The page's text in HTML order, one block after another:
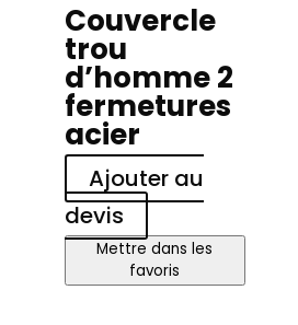
Couvercle
trou
d’homme 2
fermetures
acier
Ajouter au
devis
Mettre dans les
favoris